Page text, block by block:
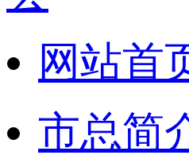
网站首
市总简